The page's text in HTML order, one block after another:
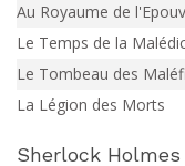
Au Royaume de
Le Temps de la
Le Tombeau des
La Légion des Morts
Sherlock Holmes